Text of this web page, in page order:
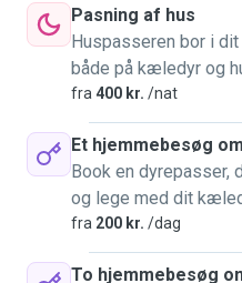
Pasning af hus
Huspasseren bor i
både på kæledyr og
fra 400 kr. /nat
Et hjemmebesøg
Book en dyrepasser,
og lege med dit
fra 200 kr. /dag
To hjemmebesøg